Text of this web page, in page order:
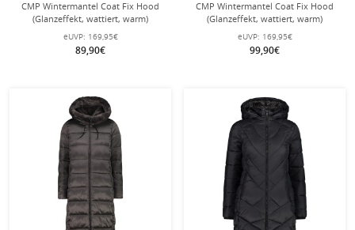
CMP Wintermantel Coat Fix Hood
(Glanzeffekt, wattiert, warm)
dunkelblau Damen
eUVP: 169,95€
89,90€
CMP Wintermantel Coat Fix Hood
(Glanzeffekt, wattiert, warm)
rubinrot Damen
eUVP: 169,95€
99,90€